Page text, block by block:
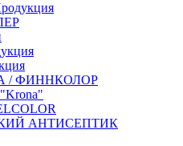
/ ФИННКОЛОР
АНТИСЕПТИК